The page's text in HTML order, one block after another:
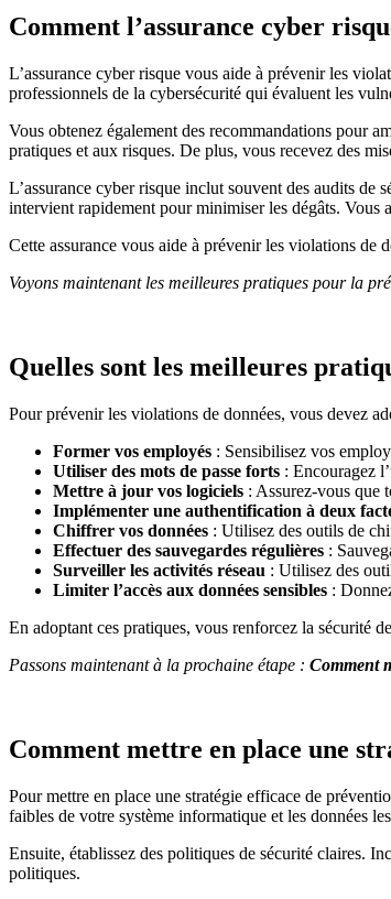
Comment l’assurance cyber
L’assurance cyber risque vous aide à prévenir les
professionnels de la cybersécurité qui évaluent les
Vous obtenez également des recommandations pour
pratiques et aux risques. De plus, vous recevez des
L’assurance cyber risque inclut souvent des audits
intervient rapidement pour minimiser les dégâts. Vous
Cette assurance vous aide à prévenir les violations de
Voyons maintenant les meilleures pratiques pour la
Quelles sont les meilleures
Pour prévenir les violations de données, vous devez
Former vos employés : Sensibilisez vos
Utiliser des mots de passe forts : Encouragez
Mettre à jour vos logiciels : Assurez-vous que
Implémenter une authentification à deux
Chiffrer vos données : Utilisez des outils de
Effectuer des sauvegardes régulières :
Surveiller les activités réseau : Utilisez des
Limiter l’accès aux données sensibles :
En adoptant ces pratiques, vous renforcez la sécurité
Passons maintenant à la prochaine étape : Comment
Comment mettre en place une
Pour mettre en place une stratégie efficace de
faibles de votre système informatique et les données
Ensuite, établissez des politiques de sécurité claires.
politiques.